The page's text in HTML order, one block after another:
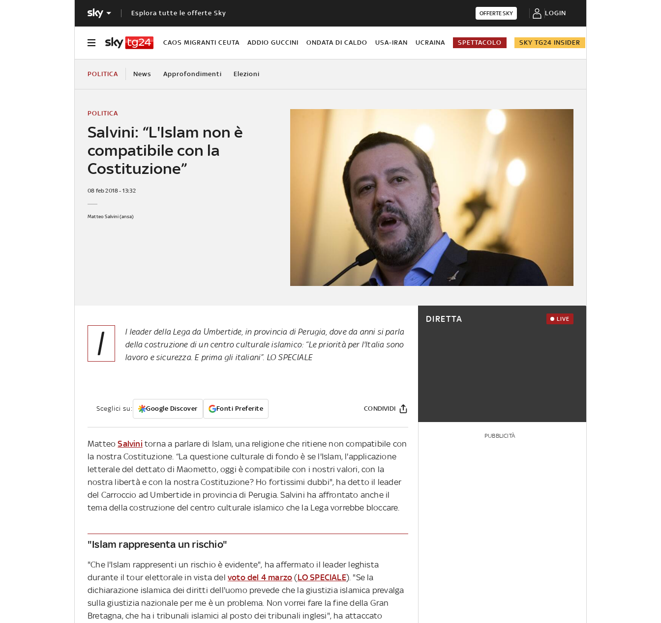
Esplora tutte le offerte Sky OFFERTE SKY LOGIN
CAOS MIGRANTI CEUTA ADDIO GUCCINI ONDATA DI CALDO USA-IRAN UCRAINA SPETTACOLO SKY TG24 INSIDER
POLITICA News Approfondimenti Elezioni
Salvini: “L'Islam non è
compatibile con la
Costituzione”
POLITICA
08 feb 2018 - 13:32
Matteo Salvini (ansa)
I
l leader della Lega da Umbertide, in provincia di Perugia, dove da anni si parla
della costruzione di un centro culturale islamico: “Le priorità per l'Italia sono
lavoro e sicurezza. E prima gli italiani”. LO SPECIALE
Sceglici su: Google Discover Fonti Preferite CONDIVIDI
MatteoSalvini torna a parlare di Islam, una religione che ritiene non compatibile con
la nostra Costituzione. “La questione culturale di fondo è se l'Islam, l'applicazione
letterale del dettato di Maometto, oggi è compatibile con i nostri valori, con la
nostra libertà e con la nostra Costituzione? Ho fortissimi dubbi", ha detto il leader
del Carroccio ad Umbertide in provincia di Perugia. Salvini ha affrontato anche il
tema della costruzione del centro culturale islamico che la Lega vorrebbe bloccare.
"Islam rappresenta un rischio"
"Che l'Islam rappresenti un rischio è evidente", ha affermato il leader leghista
durante il tour elettorale in vista del voto del 4 marzo (LO SPECIALE). "Se la
dichiarazione islamica dei diritti dell'uomo prevede che la giustizia islamica prevalga
sulla giustizia nazionale per me è un problema. Non vorrei fare la fine della Gran
Bretagna, che ha i tribunali islamici al posto dei tribunali inglesi", ha attaccato
DIRETTA LIVE
PUBBLICITÀ